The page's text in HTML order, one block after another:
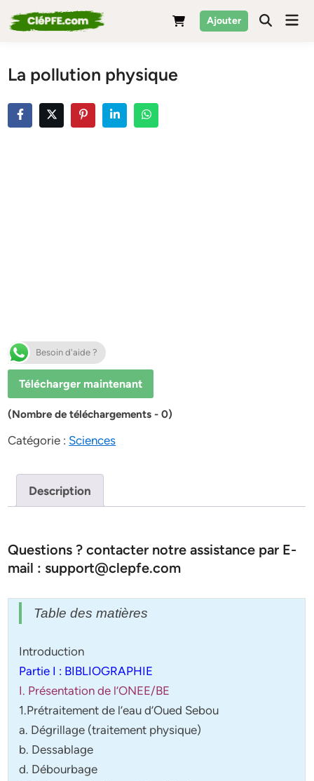
to
Ajouter
La pollution physique
Besoin d'aide ?
Télécharger maintenant
(Nombre de téléchargements - 0)
Catégorie : Sciences
Description
Questions ? contacter notre assistance par E-
mail : support@clepfe.com
Table des matières
Introduction
Partie I : BIBLIOGRAPHIE
I. Présentation de l’ONEE/BE
1.Prétraitement de l’eau d’Oued Sebou
a. Dégrillage (traitement physique)
b. Dessablage
d. Débourbage